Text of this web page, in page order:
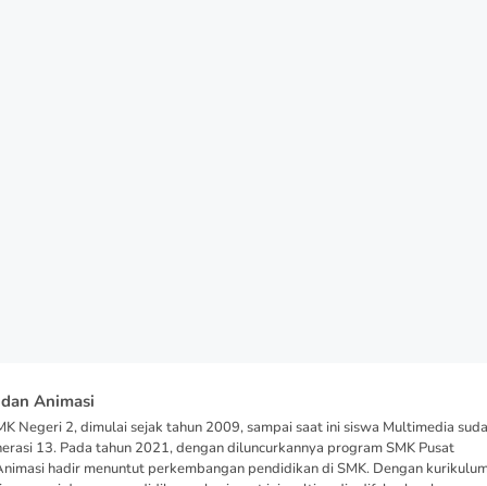
Animasi
Negeri 2, dimulai sejak tahun 2009, sampai saat ini siswa Multimedia
13. Pada tahun 2021, dengan diluncurkannya program SMK Pusat
hadir menuntut perkembangan pendidikan di SMK. Dengan